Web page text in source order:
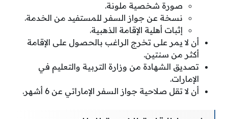
صورة شخصية ملونة.
نسخة عن جواز السفر للمستفيد من الخدمة.
إثبات أهلية الإقامة الذهبية.
أن لا يمر على تخرج الراغب بالحصول على الإقامة
أكثر من سنتين.
تصديق الشهادة من وزارة التربية والتعليم في
الإمارات.
أن لا تقل صلاحية جواز السفر الإماراتي عن 6 أشهر.